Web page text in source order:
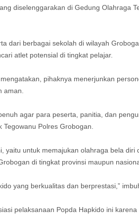
diselenggarakan di Gedung Olahraga
dari berbagai sekolah di wilayah
atlet potensial di tingkat pelajar.
pihaknya menerjunkan
aman.
agar para peserta, panitia, dan
Polres Grobogan.
yaitu untuk memajukan olahraga bela diri
di tingkat provinsi maupun
yang berkualitas dan berprestasi,”
pelaksanaan Popda Hapkido ini